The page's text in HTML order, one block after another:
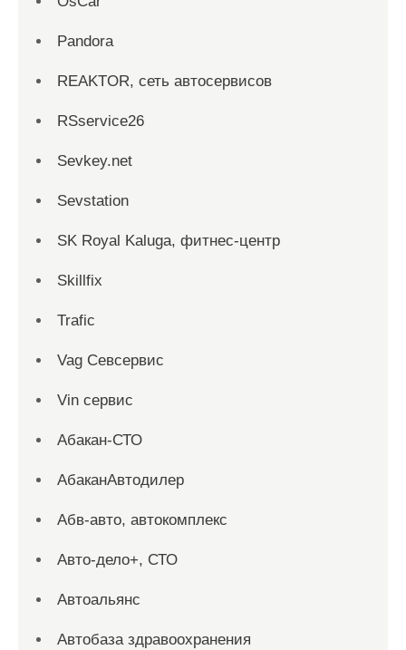
Pandora
REAKTOR, сеть автосервисов
RSservice26
Sevkey.net
Sevstation
SK Royal Kaluga, фитнес-центр
Skillfix
Trafic
Vag Севсервис
Vin сервис
Абакан-СТО
АбаканАвтодилер
Абв-авто, автокомплекс
Авто-дело+, СТО
Автоальянс
Автобаза здравоохранения